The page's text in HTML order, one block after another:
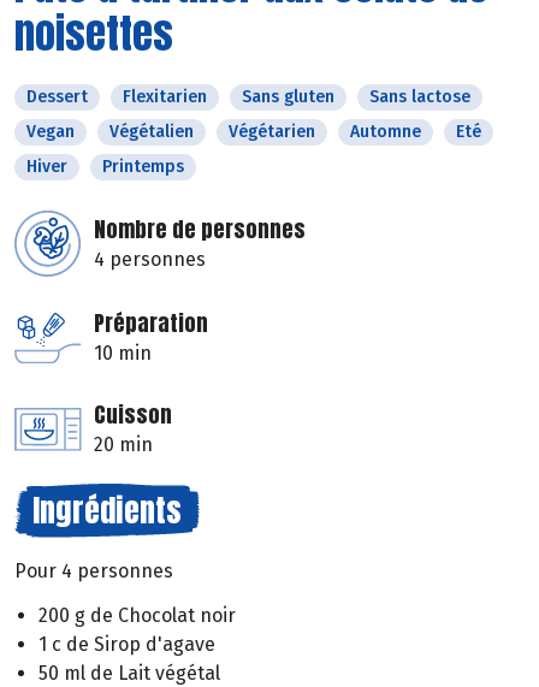
noisettes
Dessert Flexitarien Sans gluten
Sans lactose
Vegan
Végétalien Végétarien Automne
Eté
Hiver
Printemps
Nombre de personnes
4 personnes
Préparation
10 min
Cuisson
20 min
Ingrédients
Pour 4 personnes
200 g de Chocolat noir
1 c de Sirop d'agave
50 ml de Lait végétal